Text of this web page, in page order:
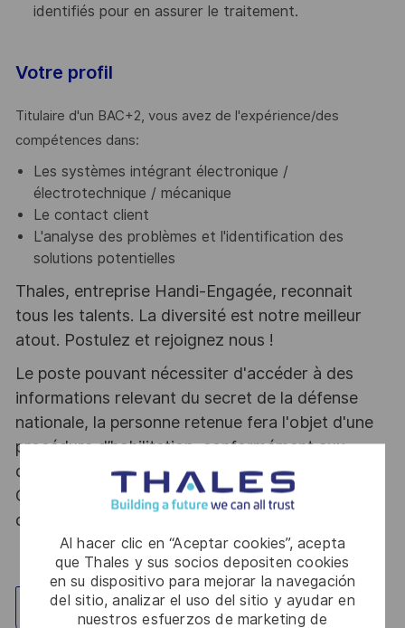
Al hacer clic en “Aceptar cookies”, acepta
que Thales y sus socios depositen cookies
en su dispositivo para mejorar la navegación
del sitio, analizar el uso del sitio y ayudar en
nuestros esfuerzos de marketing de
identifiés pour en assurer le traitement.
Votre profil
Titulaire d'un BAC+2, vous avez de l'expérience/des
compétences dans:
Les systèmes intégrant électronique /
électrotechnique / mécanique
Le contact client
L'analyse des problèmes et l'identification des
solutions potentielles
Thales, entreprise Handi-Engagée, reconnait
tous les talents. La diversité est notre meilleur
atout. Postulez et rejoignez nous !
Le poste pouvant nécessiter d'accéder à des
informations relevant du secret de la défense
nationale, la personne retenue fera l'objet d'une
procédure d’habilitation, conformément aux
dispositions des articles R.2311-1 et suivants du
Code de la défense et de l’IGI 1300 SGDSN/PSE
du 09 août 2021.
Explorar ubicación